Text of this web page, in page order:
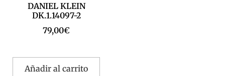
DANIEL KLEIN
DK.1.14097-2
79,00€
Añadir al carrito